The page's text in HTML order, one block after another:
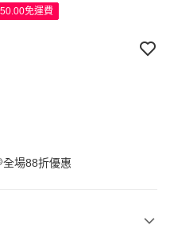
免運費
場88折優惠